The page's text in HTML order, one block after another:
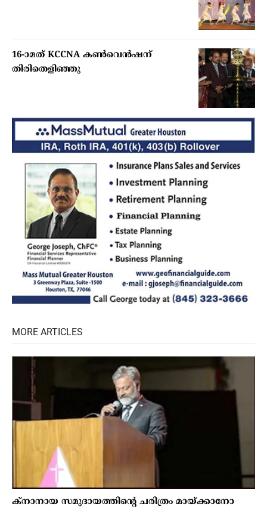
16-ാമത് KCCNA കൺവെൻഷന്
തിരിതെളിഞ്ഞു
MORE ARTICLES
ക്നാനായ സമുദായത്തിന്റെ ചരിത്രം മായ്ക്കാനോ